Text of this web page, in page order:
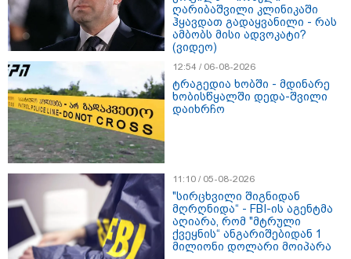
"მამის მიერ ცოტნესთვის
დატოვებულ სახლში
თვითნებურად ცხოვრობს
ადამიანი, რომელიც ზვიადის
არ არის მოხსენიებული" - ანა
ჯაბაური
09:32 / 05-08-2026
გაატარეს, მათ სიცოცხლე
დავუბრუნეთ" - ქართველი
მეზღვაური წერს, რომ 36
მიგრანტი, მათ შორის, ორსული
გოგონა გადაარჩინა
12:20 / 04-08-2026
"როცა კანონიკიდან
გამომდინარე, მართებულად
ღარიბაშვილი კლინიკაში
ჰყავდათ გადაყვანილი - რას
ამბობს მისი ადვოკატი?
(ვიდეო)
12:54 / 06-08-2026
ტრაგედია ხობში - მდინარე
ხობისწყალში დედა-შვილი
დაიხრჩო
11:10 / 05-08-2026
"სირცხვილი შიგნიდან
მღრღნიდა“ - FBI-ის აგენტმა
აღიარა, რომ "მტრული
ქვეყნის“ ანგარიშებიდან 1
მილიონი დოლარი მოიპარა